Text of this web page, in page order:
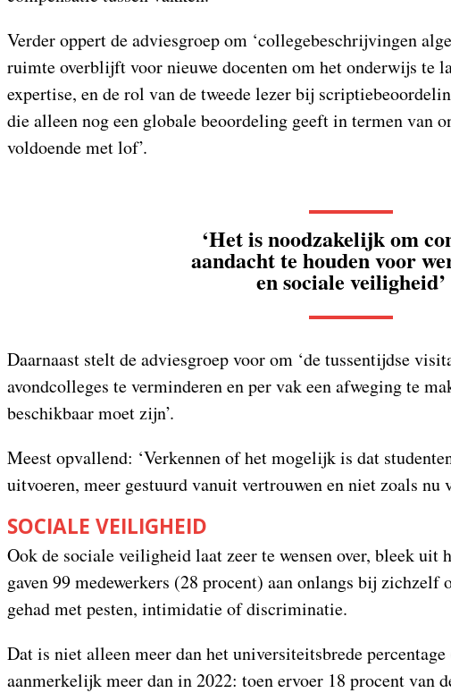
Verder oppert de adviesgroep om ‘collegebeschrijvingen
ruimte overblijft voor nieuwe docenten om het onderwijs te
expertise, en de rol van de tweede lezer bij
die alleen nog een globale beoordeling geeft in termen van
voldoende met lof’.
‘Het is noodzakelijk om
aandacht te houden voor
en sociale veiligheid’
Daarnaast stelt de adviesgroep voor om ‘de tussentijdse
avondcolleges te verminderen en per vak een afweging te
beschikbaar moet zijn’.
Meest opvallend: ‘Verkennen of het mogelijk is dat
uitvoeren, meer gestuurd vanuit vertrouwen en niet zoals nu
SOCIALE VEILIGHEID
Ook de sociale veiligheid laat zeer te wensen over, bleek uit
gaven 99 medewerkers (28 procent) aan onlangs bij zichzelf
gehad met pesten, intimidatie of discriminatie.
Dat is niet alleen meer dan het universiteitsbrede
aanmerkelijk meer dan in 2022: toen ervoer 18 procent van